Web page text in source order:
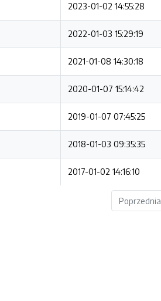
2023-01-02 14:55:28
2022-01-03 15:29:19
2021-01-08 14:30:18
2020-01-07 15:14:42
2019-01-07 07:45:25
2018-01-03 09:35:35
2017-01-02 14:16:10
Poprzednia